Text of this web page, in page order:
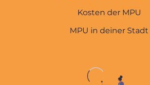
Kosten der MPU
MPU in deiner Stadt